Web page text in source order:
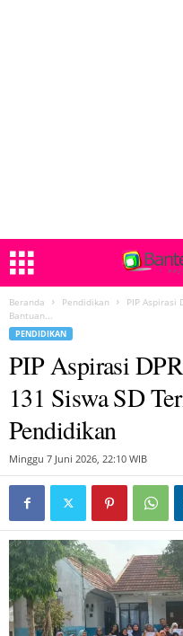
Beranda Pendidikan
PIP Aspirasi
Bantuan...
PENDIDIKAN
PIP Aspirasi
131 Siswa SD
Pendidikan
Minggu 7 Juni 2026, 22:10 WIB